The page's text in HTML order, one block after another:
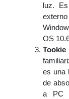
luz.
OS
es una
de
a PC